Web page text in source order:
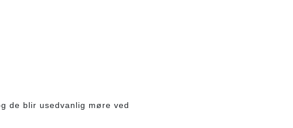
de blir usedvanlig møre ved